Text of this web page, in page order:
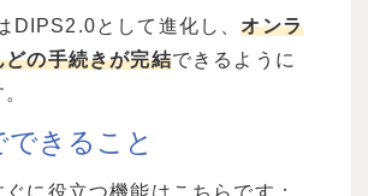
DIPS2.0として進化し、オンラ
どの手続きが完結できるように
できること